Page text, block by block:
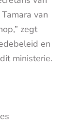
van
zegt
en
ministerie.